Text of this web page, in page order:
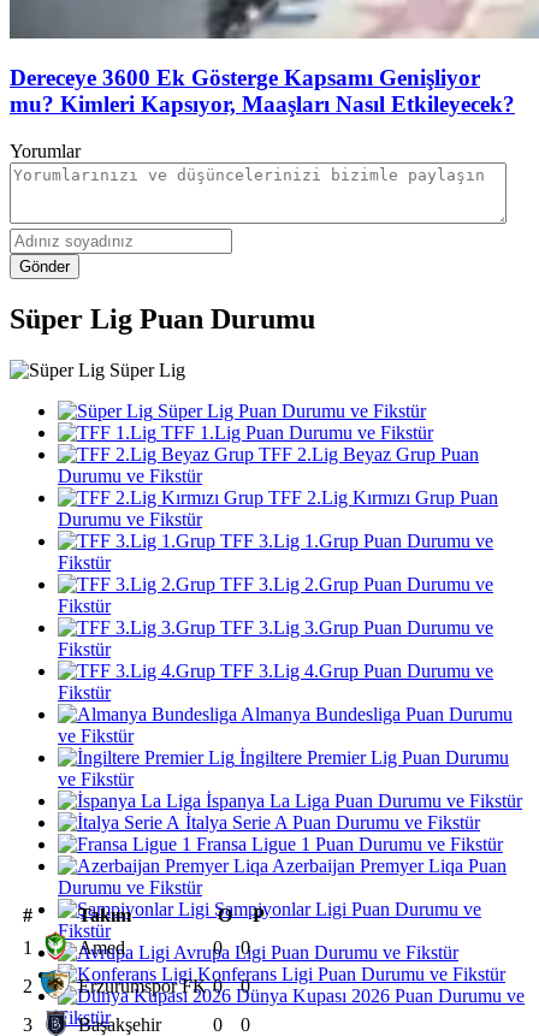
Dereceye 3600 Ek Gösterge Kapsamı Genişliyor
mu? Kimleri Kapsıyor, Maaşları Nasıl Etkileyecek?
Yorumlar
Gönder
Süper Lig Puan Durumu
Süper Lig
Süper Lig Puan Durumu ve Fikstür
TFF 1.Lig Puan Durumu ve Fikstür
TFF 2.Lig Beyaz Grup Puan
Durumu ve Fikstür
TFF 2.Lig Kırmızı Grup Puan
Durumu ve Fikstür
TFF 3.Lig 1.Grup Puan Durumu ve
Fikstür
TFF 3.Lig 2.Grup Puan Durumu ve
Fikstür
TFF 3.Lig 3.Grup Puan Durumu ve
Fikstür
TFF 3.Lig 4.Grup Puan Durumu ve
Fikstür
Almanya Bundesliga Puan Durumu
ve Fikstür
İngiltere Premier Lig Puan Durumu
ve Fikstür
İspanya La Liga Puan Durumu ve Fikstür
İtalya Serie A Puan Durumu ve Fikstür
Fransa Ligue 1 Puan Durumu ve Fikstür
Azerbaijan Premyer Liqa Puan
Durumu ve Fikstür
Şampiyonlar Ligi Puan Durumu ve
Fikstür
Avrupa Ligi Puan Durumu ve Fikstür
Konferans Ligi Puan Durumu ve Fikstür
Dünya Kupası 2026 Puan Durumu ve
Fikstür
# Takım O
P
1
Amed 0
0
2
Erzurumspor FK 0
0
3
Başakşehir 0
0